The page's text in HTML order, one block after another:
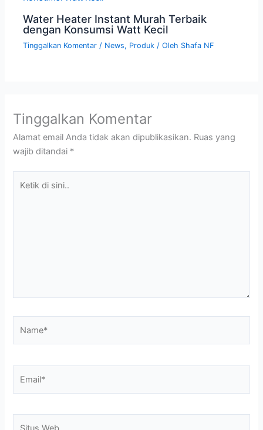
Water Heater Instant Murah Terbaik
dengan Konsumsi Watt Kecil
Tinggalkan Komentar / News, Produk / Oleh Shafa NF
Tinggalkan Komentar
Alamat email Anda tidak akan dipublikasikan. Ruas yang
wajib ditandai *